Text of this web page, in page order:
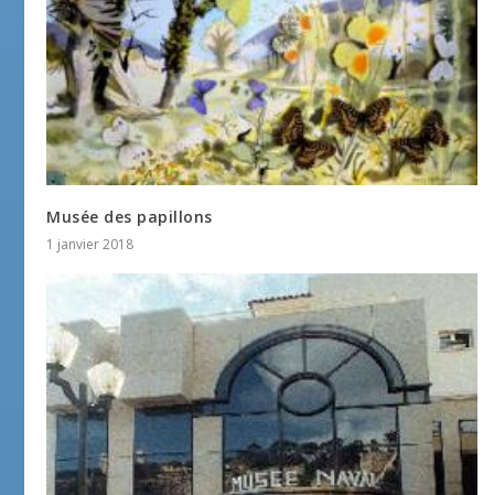
Musée des papillons
1 janvier 2018